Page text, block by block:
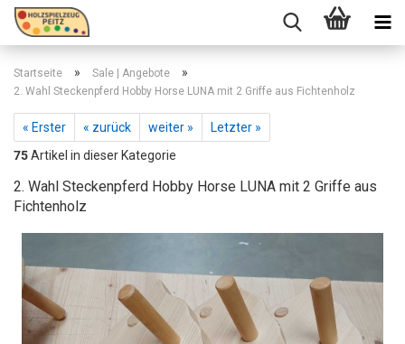
Startseite » Sale | Angebote »
2. Wahl Steckenpferd Hobby Horse LUNA mit 2 Griffe aus Fichtenholz
« Erster « zurück weiter »
Letzter »
75Artikel in dieser Kategorie
2. Wahl Steckenpferd Hobby Horse LUNA mit 2 Griffe aus
Fichtenholz